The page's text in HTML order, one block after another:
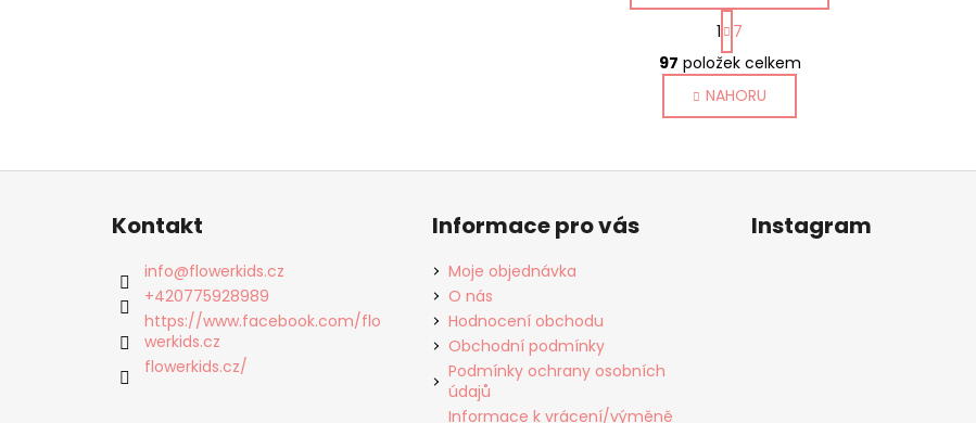
O
v
l
á
a
S
t
r
á
n
k
1
7
97 položek celkem
NAHORU
Z
Kontakt
info@flowerkids.cz
+420775928989
https://www.facebook.com/flo
werkids.cz
flowerkids.cz/
Informace pro vás
Moje objednávka
O nás
Hodnocení obchodu
Obchodní podmínky
Podmínky ochrany osobních
údajů
Informace k vrácení/výměně
Instagram